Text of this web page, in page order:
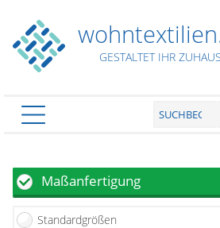
PRODUKTE
Plissee
Rollo
GESTALTET IHR
Maßanfertigung
Standardgrößen